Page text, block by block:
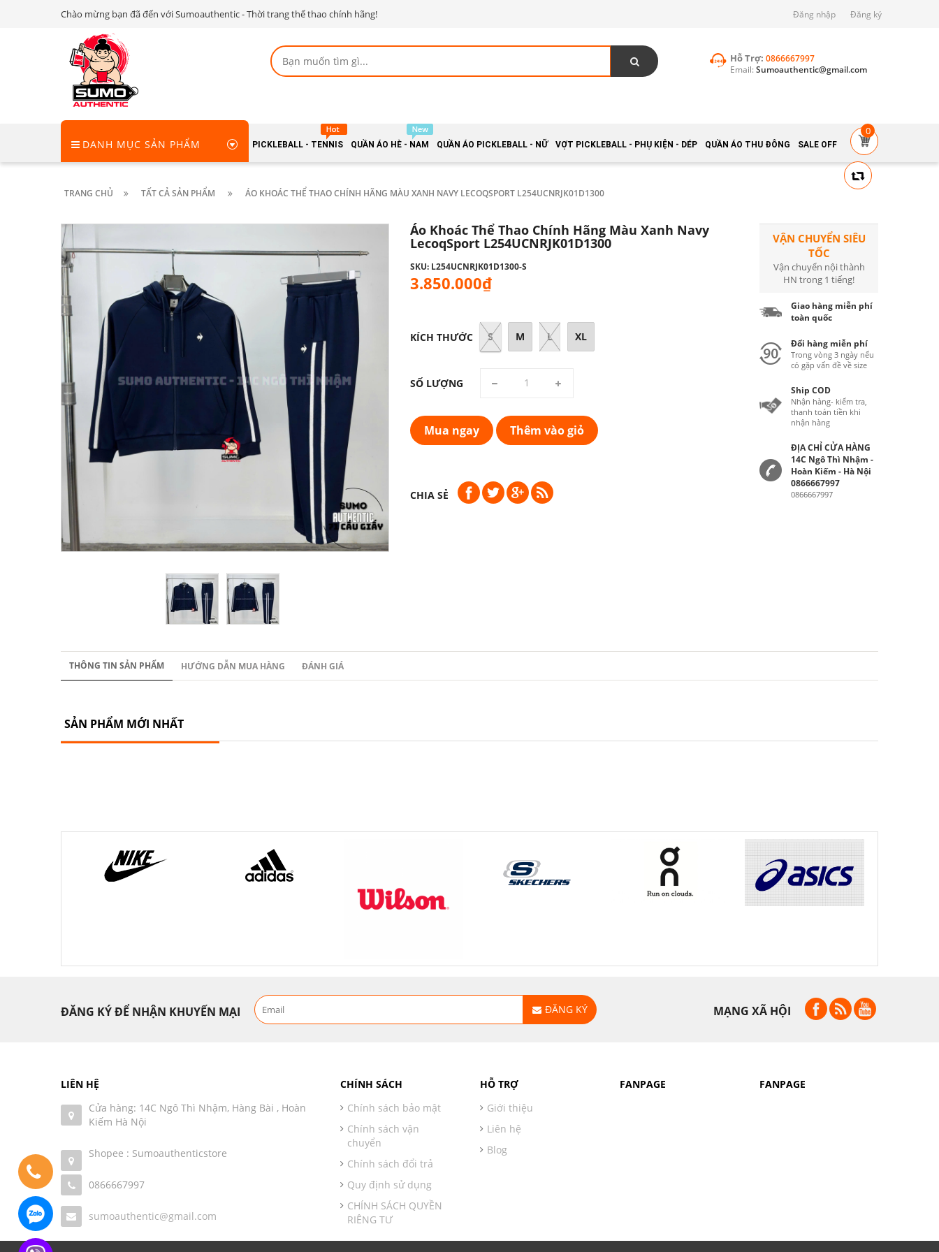
Chào mừng bạn đã đến với Sumoauthentic - Thời trang thể thao chính hãng! Đăng nhập Đăng ký
Hỗ Trợ: 0866667997
Email: Sumoauthentic@gmail.com
DANH MỤC SẢN PHẨM PICKLEBALL - TENNIS QUẦN ÁO HÈ - NAM QUẦN ÁO PICKLEBALL - NỮ VỢT PICKLEBALL - PHỤ KIỆN - DÉP QUẦN ÁO THU ĐÔNG SALE OFF
0
TRANG CHỦ TẤT CẢ SẢN PHẨM ÁO KHOÁC THỂ THAO CHÍNH HÃNG MÀU XANH NAVY LECOQSPORT L254UCNRJK01D1300
Áo Khoác Thể Thao Chính Hãng Màu Xanh Navy
LecoqSport L254UCNRJK01D1300
SKU: L254UCNRJK01D1300-S
3.850.000₫
KÍCH THƯỚC S M L XL
SỐ LƯỢNG
Mua ngay Thêm vào giỏ
CHIA SẺ
VẬN CHUYỂN SIÊU
TỐC
Vận chuyển nội thành
HN trong 1 tiếng!
Giao hàng miễn phí
toàn quốc
Đổi hàng miễn phí
Trong vòng 3 ngày nếu
có gặp vấn đề về size
Ship COD
Nhận hàng- kiểm tra,
thanh toán tiền khi
nhận hàng
ĐỊA CHỈ CỬA HÀNG
14C Ngô Thì Nhậm -
Hoàn Kiếm - Hà Nội
0866667997
0866667997
THÔNG TIN SẢN PHẨM HƯỚNG DẪN MUA HÀNG ĐÁNH GIÁ
SẢN PHẨM MỚI NHẤT
ĐĂNG KÝ ĐỂ NHẬN KHUYẾN MẠI ĐĂNG KÝ MẠNG XÃ HỘI
LIÊN HỆ
Cửa hàng: 14C Ngô Thì Nhậm, Hàng Bài , Hoàn
Kiếm Hà Nội
Shopee : Sumoauthenticstore
0866667997
sumoauthentic@gmail.com
CHÍNH SÁCH
Chính sách bảo mật
Chính sách vận
chuyển
Chính sách đổi trả
Quy định sử dụng
CHÍNH SÁCH QUYỀN
RIÊNG TƯ
HỖ TRỢ
Giới thiệu
Liên hệ
Blog
FANPAGE FANPAGE